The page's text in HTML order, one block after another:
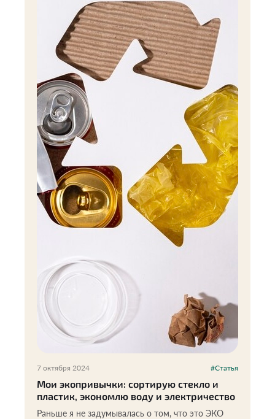
7 октября 2024 #Статья
Мои экопривычки: сортирую стекло и
пластик, экономлю воду и электричество
Раньше я не задумывалась о том, что это ЭКО